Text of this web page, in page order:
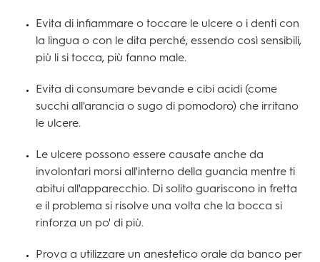
Evita di infiammare o toccare le ulcere o i denti con
la lingua o con le dita perché, essendo così sensibili,
più li si tocca, più fanno male.
Evita di consumare bevande e cibi acidi (come
succhi all'arancia o sugo di pomodoro) che irritano
le ulcere.
Le ulcere possono essere causate anche da
involontari morsi all'interno della guancia mentre ti
abitui all'apparecchio. Di solito guariscono in fretta
e il problema si risolve una volta che la bocca si
rinforza un po' di più.
Prova a utilizzare un anestetico orale da banco per